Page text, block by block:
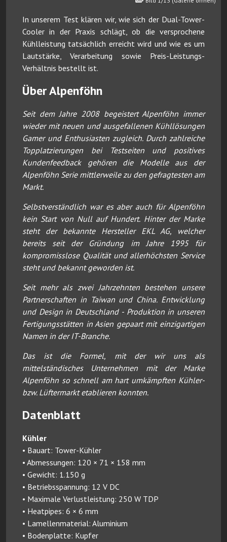
In unserem Test klären wir, wie sich der Dual-Tower-
Cooler in der Praxis schlägt, ob die versprochene
Kühlleistung tatsächlich erreicht wird und wie es um
Lautstärke, Verarbeitung sowie Preis-Leistungs-
Verhältnis bestellt ist.
Über Alpenföhn
Seit dem Jahre 2008 begeistert Alpenföhn immer
wieder mit neuen und ausgefallenen Kühllösungen
Gamer und Enthusiasten zugleich. Durch zahlreiche
Topplatzierungen bei Testseiten und positives
Kundenfeedback gehören die Modelle aus der
Alpenföhn Serie mittlerweile zu den gefragtesten am
Markt.
Selbstverständlich war es aber auch für Alpenföhn
kein Start von Null auf Hundert. Hinter der Marke
steht der bekannte Hersteller EKL AG, welcher
bereits seit der Gründung im Jahre 1995 für
kompromisslose Qualität und allerhöchsten Service
steht und bekannt geworden ist.
Seit mehr als zwei Jahrzehnten bestehen unsere
Partnerschaften in Taiwan und China. Entwicklung
und Design in Deutschland - Produktion in unseren
Fertigungsstätten in Asien gepaart mit einzigartigen
Namen in der IT-Branche.
Das ist die Formel, mit der wir uns als
mittelständisches Unternehmen mit der Marke
Alpenföhn so schnell am hart umkämpften Kühler-
bzw. Lüftermarkt etablieren konnten.
Datenblatt
Kühler
• Bauart: Tower-Kühler
• Abmessungen: 120 × 71 × 158 mm
• Gewicht: 1.150 g
• Betriebsspannung: 12 V DC
• Maximale Verlustleistung: 250 W TDP
• Heatpipes: 6 × 6 mm
• Lamellenmaterial: Aluminium
• Bodenplatte: Kupfer